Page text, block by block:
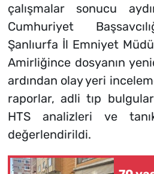
çalışmalar sonucu
Cumhuriyet
Şanlıurfa İl Emniyet
Amirliğince dosyanın
ardından olay yeri
raporlar, adli tıp
HTS analizleri ve
değerlendirildi.